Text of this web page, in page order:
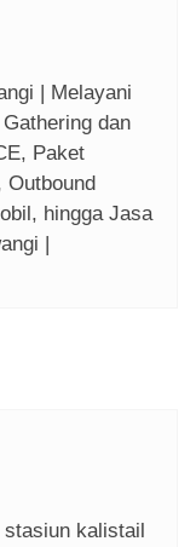
| Melayani
dan
Paket
Outbound
hingga Jasa
|
stasiun kalistail